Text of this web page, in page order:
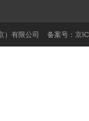
）有限公司 备案号：京